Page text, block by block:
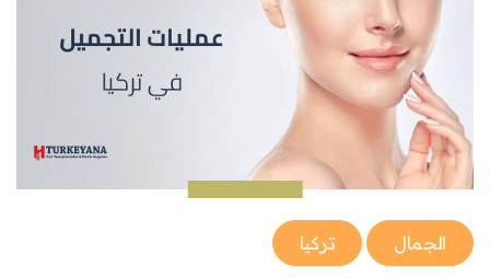
الجمال تركيا